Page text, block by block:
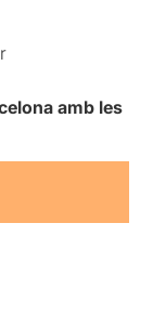
amb les